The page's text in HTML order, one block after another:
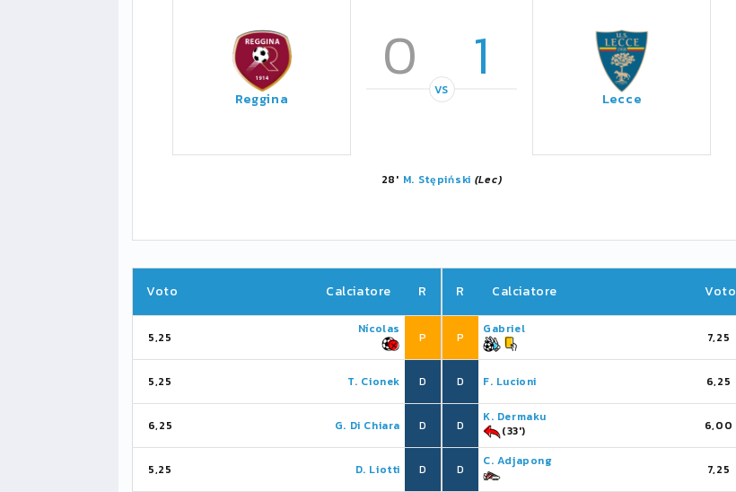
Reggina
0 1
VS Lecce
28' M. Stępiński (Lec)
Voto Calciatore R
5,25
Nícolas
P
5,25 T. Cionek D
6,25 G. Di Chiara D
5,25 D. Liotti D
R Calciatore Voto
P
Gabriel
7,25
D F. Lucioni 6,25
D
K. Dermaku
(33')
6,00
D
C. Adjapong
7,25